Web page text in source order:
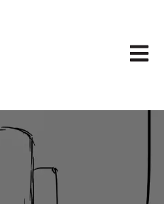
Abrir